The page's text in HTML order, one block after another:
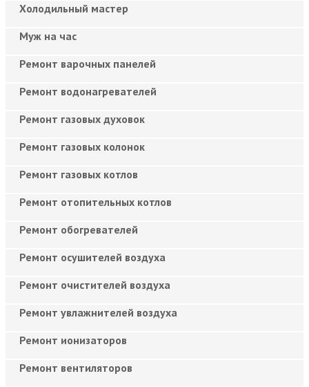
Холодильный мастер
Муж на час
Ремонт варочных панелей
Ремонт водонагревателей
Ремонт газовых духовок
Ремонт газовых колонок
Ремонт газовых котлов
Ремонт отопительных котлов
Ремонт обогревателей
Ремонт осушителей воздуха
Ремонт очистителей воздуха
Ремонт увлажнителей воздуха
Ремонт ионизаторов
Ремонт вентиляторов